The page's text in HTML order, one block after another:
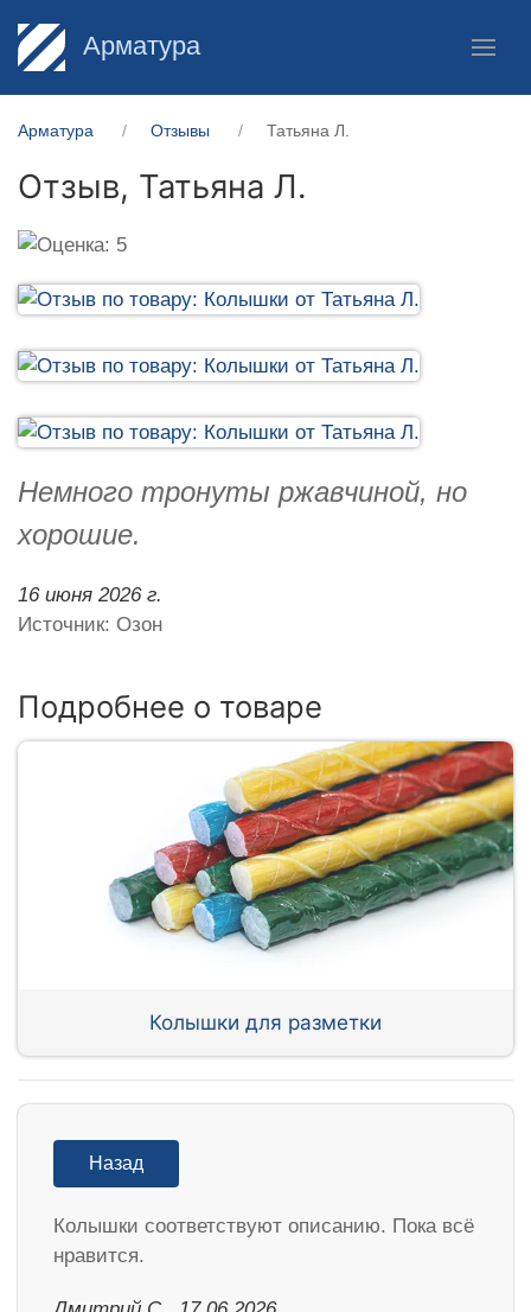
Арматура
Арматура Отзывы Татьяна Л.
Отзыв, Татьяна Л.
Немного тронуты ржавчиной, но
хорошие.
16 июня 2026 г.
Источник: Озон
Подробнее о товаре
Колышки для разметки
Назад
Колышки соответствуют описанию. Пока всё
нравится.